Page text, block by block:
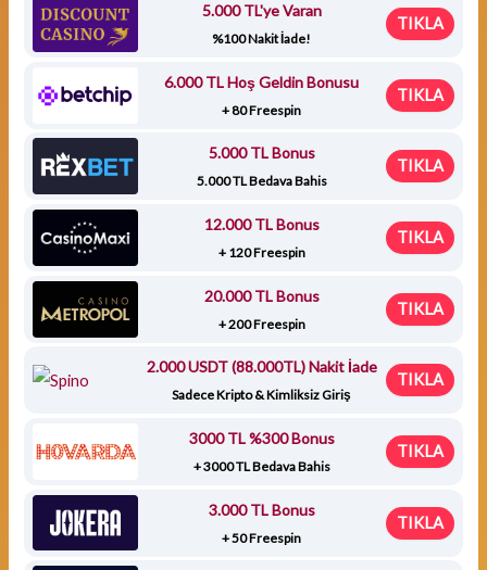
5.000 TL'ye Varan
%100 Nakit İade!
TIKLA
6.000 TL Hoş Geldin Bonusu
+ 80 Freespin
TIKLA
5.000 TL Bonus
5.000 TL Bedava Bahis
TIKLA
12.000 TL Bonus
+ 120 Freespin
TIKLA
20.000 TL Bonus
+ 200 Freespin
TIKLA
2.000 USDT (88.000TL) Nakit İade
Sadece Kripto & Kimliksiz Giriş
TIKLA
3000 TL %300 Bonus
+ 3000 TL Bedava Bahis
TIKLA
3.000 TL Bonus
+ 50 Freespin
TIKLA